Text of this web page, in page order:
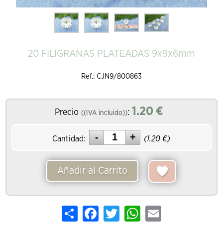
20 FILIGRANAS PLATEADAS 9x9x6mm
Ref.: CJN9/800863
Precio ((IVA incluido)): 1.20 €
Cantidad: (1.20 €)
Añadir al Carrito
Share FacebookTwitterWhatsApp
Email